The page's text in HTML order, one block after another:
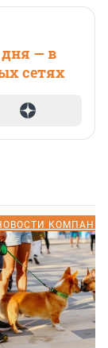
— в
сетях